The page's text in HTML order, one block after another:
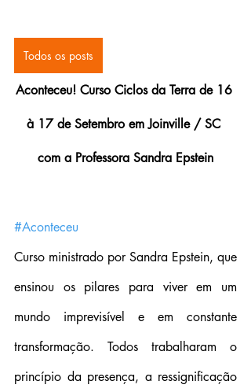
Todos os posts
Aconteceu! Curso Ciclos da Terra de 16
à 17 de Setembro em Joinville / SC
com a Professora Sandra Epstein
#Aconteceu
Curso ministrado por Sandra Epstein, que
ensinou os pilares para viver em um
mundo imprevisível e em constante
transformação. Todos trabalharam o
princípio da presença, a ressignificação